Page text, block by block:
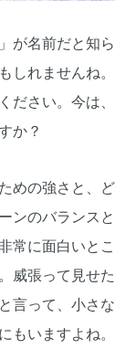
名前だと知
しれませんね
ださい。今は
か？
めの強さと、
ンのバランス
常に面白いと
威張って見せ
言って、小さ
もいますよね